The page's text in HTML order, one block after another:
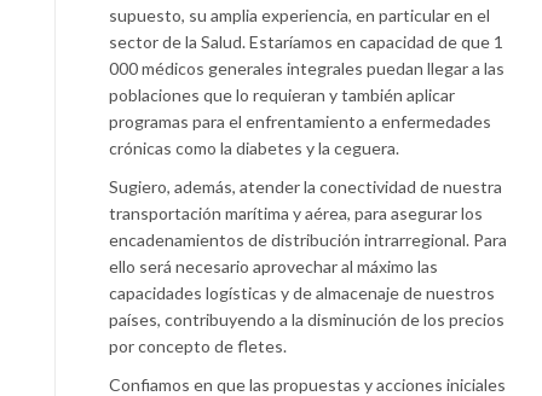
supuesto, su amplia experiencia, en particular en el
sector de la Salud. Estaríamos en capacidad de que 1
000 médicos generales integrales puedan llegar a las
poblaciones que lo requieran y también aplicar
programas para el enfrentamiento a enfermedades
crónicas como la diabetes y la ceguera.
Sugiero, además, atender la conectividad de nuestra
transportación marítima y aérea, para asegurar los
encadenamientos de distribución intrarregional. Para
ello será necesario aprovechar al máximo las
capacidades logísticas y de almacenaje de nuestros
países, contribuyendo a la disminución de los precios
por concepto de fletes.
Confiamos en que las propuestas y acciones iniciales